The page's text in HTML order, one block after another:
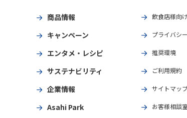
商品情報
キャンペーン
エンタメ・レシピ
サステナビリティ
企業情報
Asahi Park
飲食店様向
プライバシ
推奨環境
ご利用規約
サイトマッ
お客様相談室